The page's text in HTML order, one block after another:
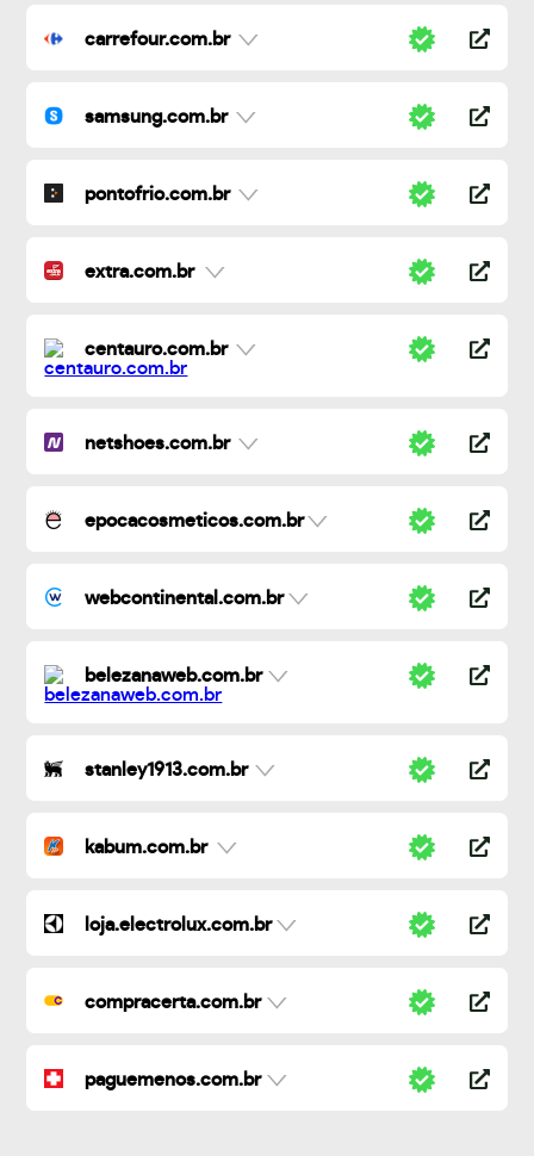
carrefour.com.br
samsung.com.br
pontofrio.com.br
extra.com.br
centauro.com.br
netshoes.com.br
epocacosmeticos.com.br
webcontinental.com.br
belezanaweb.com.br
stanley1913.com.br
kabum.com.br
loja.electrolux.com.br
compracerta.com.br
paguemenos.com.br